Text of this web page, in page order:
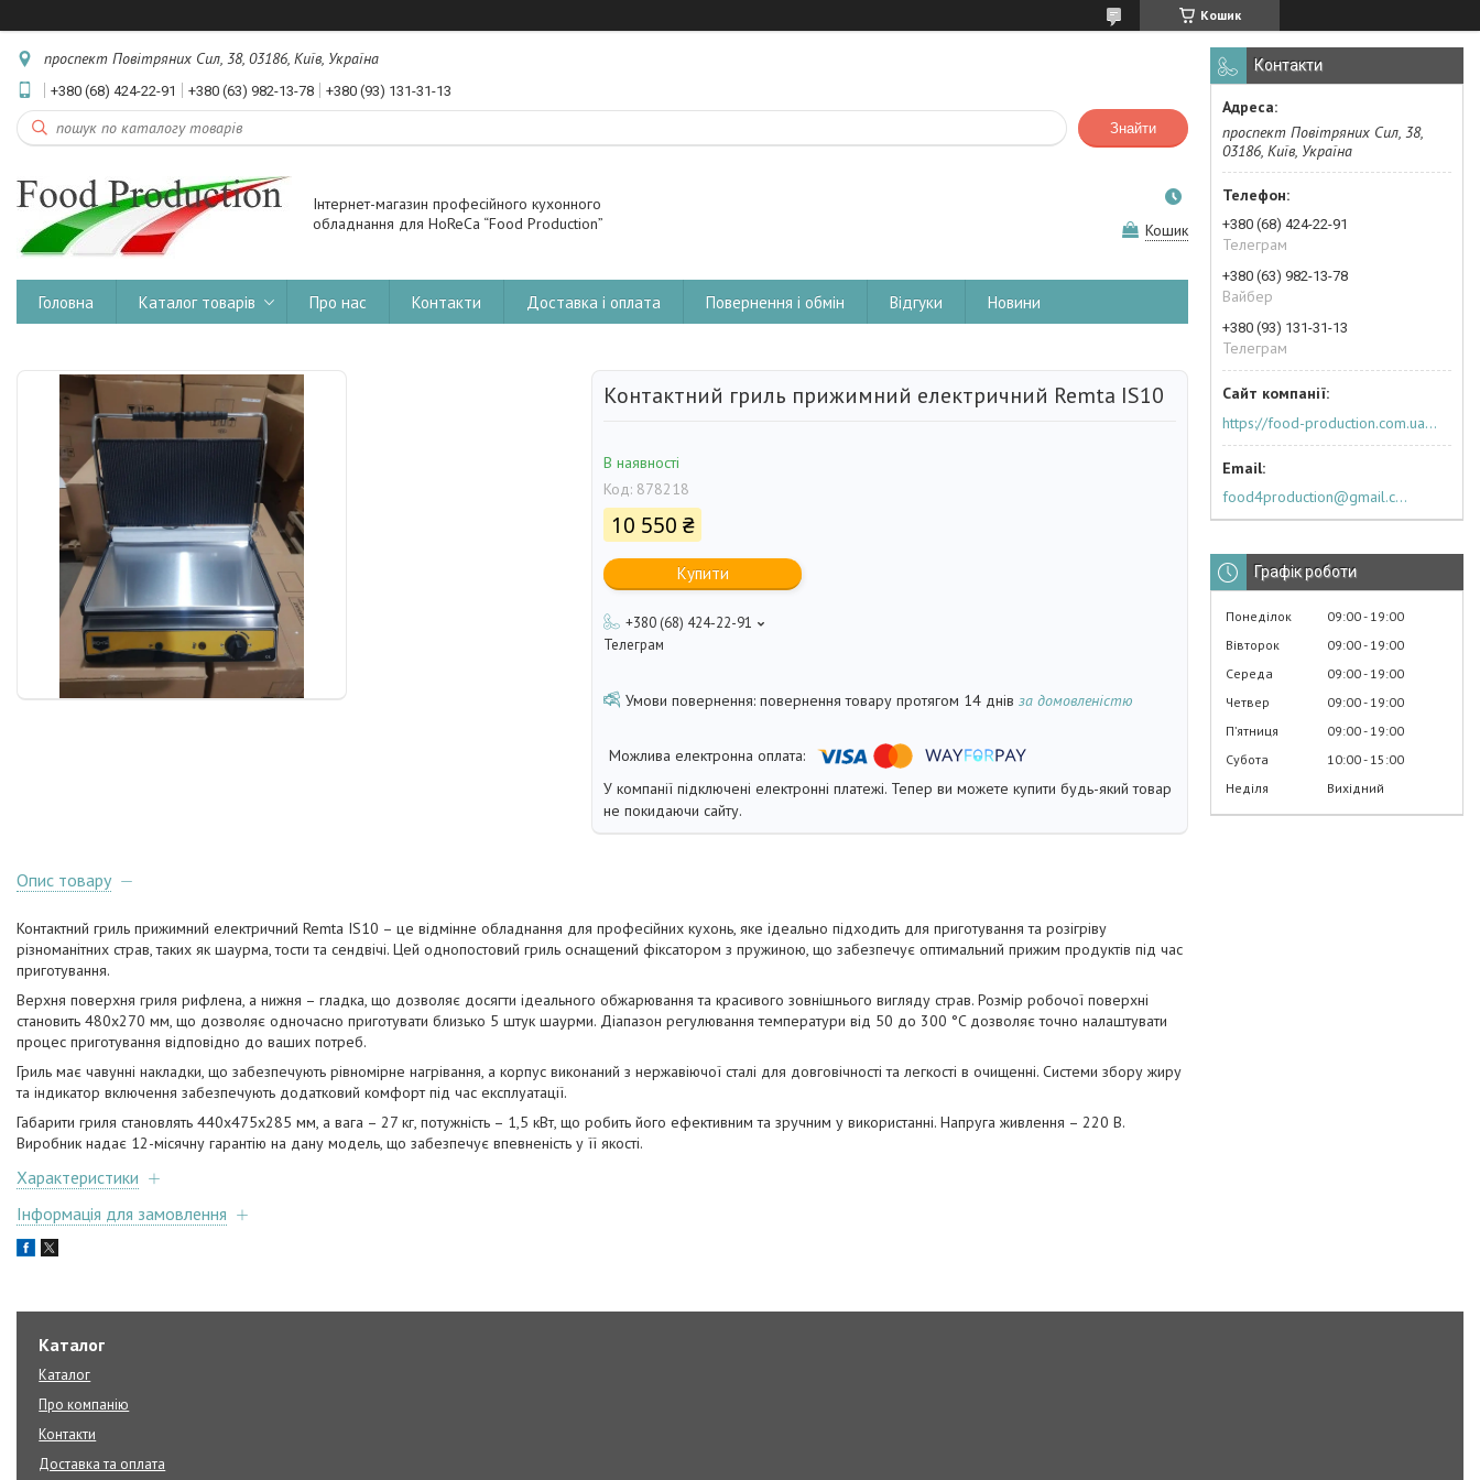
Кошик
проспект Повітряних Сил, 38, 03186, Київ, Україна
+380 (68) 424-22-91 +380 (63) 982-13-78 +380 (93) 131-31-13
Знайти
Інтернет-магазин професійного кухонного
обладнання для HoReCa “Food Production”
Кошик
Головна Каталог товарів Про нас Контакти Доставка і оплата Повернення і обмін Відгуки Новини
Контактний гриль прижимний електричний Remta IS10
В наявності
Код: 878218
10 550 ₴
Купити
+380 (68) 424-22-91
Телеграм
повернення товару протягом 14 днів за домовленістю
У компанії підключені електронні платежі. Тепер ви можете купити будь-який товар
не покидаючи сайту.
Опис товару
Контактний гриль прижимний електричний Remta IS10 – це відмінне обладнання для професійних кухонь, яке ідеально підходить для приготування та розігріву
різноманітних страв, таких як шаурма, тости та сендвічі. Цей однопостовий гриль оснащений фіксатором з пружиною, що забезпечує оптимальний прижим продуктів під час
приготування.
Верхня поверхня гриля рифлена, а нижня – гладка, що дозволяє досягти ідеального обжарювання та красивого зовнішнього вигляду страв. Розмір робочої поверхні
становить 480х270 мм, що дозволяє одночасно приготувати близько 5 штук шаурми. Діапазон регулювання температури від 50 до 300 °C дозволяє точно налаштувати
процес приготування відповідно до ваших потреб.
Гриль має чавунні накладки, що забезпечують рівномірне нагрівання, а корпус виконаний з нержавіючої сталі для довговічності та легкості в очищенні. Системи збору жиру
та індикатор включення забезпечують додатковий комфорт під час експлуатації.
Габарити гриля становлять 440x475x285 мм, а вага – 27 кг, потужність – 1,5 кВт, що робить його ефективним та зручним у використанні. Напруга живлення – 220 В.
Виробник надає 12-місячну гарантію на дану модель, що забезпечує впевненість у її якості.
Характеристики
Інформація для замовлення
Контакти
проспект Повітряних Сил, 38,
03186, Київ, Україна
+380 (68) 424-22-91
Телеграм
+380 (63) 982-13-78
Вайбер
+380 (93) 131-31-13
Телеграм
https://food-production.com.ua/ua/
food4production@gmail.com
Графік роботи
Понеділок 09:00 19:00
Вівторок
09:00 19:00
Середа
09:00 19:00
Четвер
09:00 19:00
Пʼятниця
09:00 19:00
Субота
10:00 15:00
Неділя
Вихідний
Каталог
Каталог
Про компанію
Контакти
Доставка та оплата